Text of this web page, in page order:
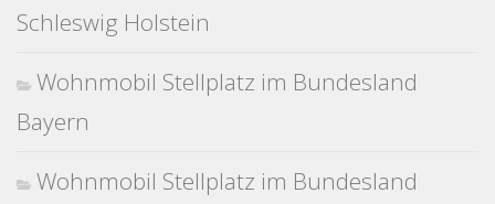
Schleswig Holstein
Wohnmobil Stellplatz im Bundesland
Bayern
Wohnmobil Stellplatz im Bundesland